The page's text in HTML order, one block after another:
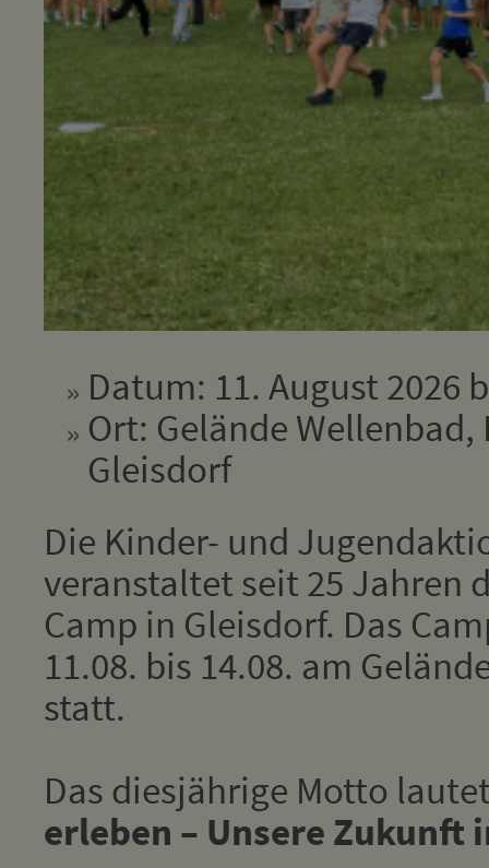
Datum: 11. August 2026
Ort: Gelände Wellenbad,
Gleisdorf
Die Kinder- und
veranstaltet seit 25 Jahren
Camp in Gleisdorf. Das
11.08. bis 14.08. am
statt.
Das diesjährige Motto
erleben – Unsere Zukunft